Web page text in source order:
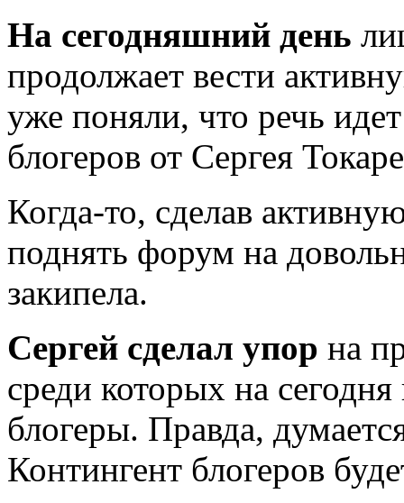
На сегодняшний день
продолжает вести
уже поняли, что речь
блогеров от Сергея
Когда-то, сделав
поднять форум на
закипела.
Сергей сделал упор на
среди которых на
блогеры. Правда,
Контингент блогеров